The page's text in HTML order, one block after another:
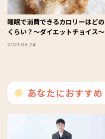
睡眠で消費できるカロリーはどの
くらい？～ダイエットチョイス～
2023.08.24
あなたにおすすめ